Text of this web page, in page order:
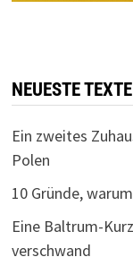
NEUESTE TEXTE
Ein zweites
Polen
10 Gründe,
Eine Baltrum-
verschwand